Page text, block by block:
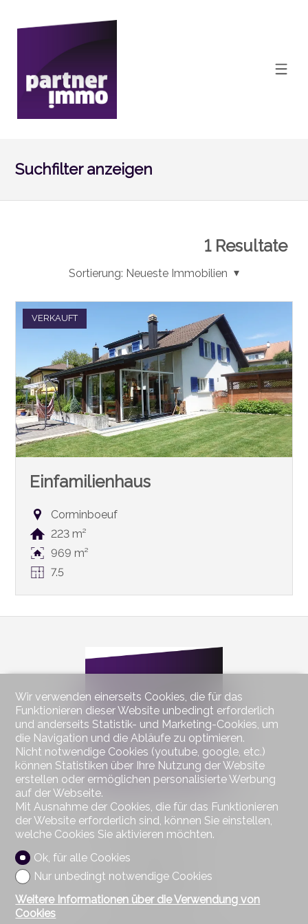
Suchfilter anzeigen
1Resultate
Sortierung: Neueste Immobilien
VERKAUFT
Einfamilienhaus
Corminboeuf
223 m²
969 m²
7.5
Kontaktieren Sie uns
Partnerimmo SA
1055 Froideville
Mob. 076 585 64 63
Fax 021 801 23 38
info@partnerimmo.ch
Wir verwenden einerseits Cookies, die für das
Funktionieren dieser Website unbedingt erforderlich
und anderseits Statistik- und Marketing-Cookies, um
die Navigation und die Abläufe zu optimieren.
Nicht notwendige Cookies (youtube, google, etc.)
können Statistiken über Ihre Nutzung der Website
erstellen oder ermöglichen personalisierte Werbung
auf der Webseite.
Mit Ausnahme der Cookies, die für das Funktionieren
der Website erforderlich sind, können Sie einstellen,
welche Cookies Sie aktivieren möchten.
Ok, für alle Cookies
Nur unbedingt notwendige Cookies
Weitere Informationen über die Verwendung von
Cookies